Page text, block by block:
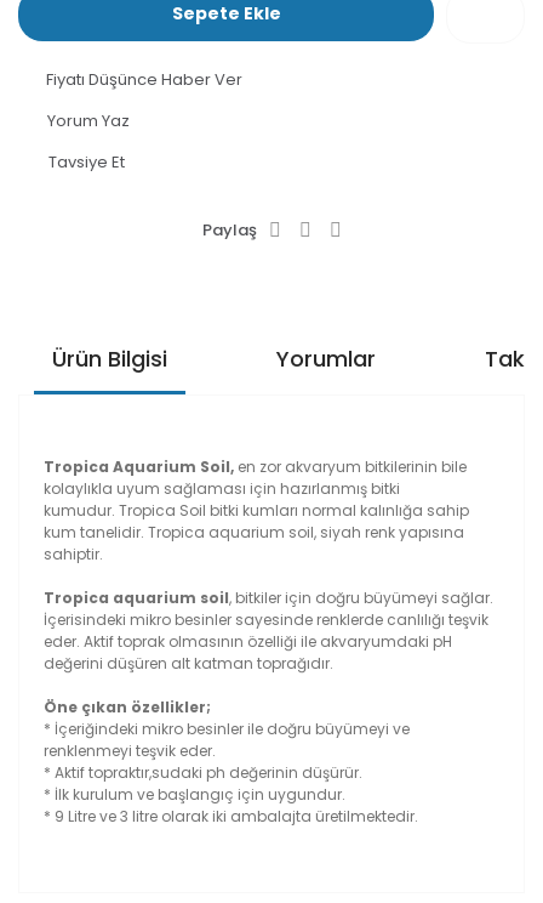
Sepete Ekle
Fiyatı Düşünce Haber Ver
Yorum Yaz
Tavsiye Et
Paylaş
Ürün Bilgisi Yorumlar
Tropica Aquarium Soil, en zor akvaryum bitkilerinin bile
kolaylıkla uyum sağlaması için hazırlanmış bitki
kumudur. Tropica Soil bitki kumları normal kalınlığa sahip
kum tanelidir. Tropica aquarium soil, siyah renk yapısına
sahiptir.
Tropica aquarium soil, bitkiler için doğru büyümeyi sağlar.
İçerisindeki mikro besinler sayesinde renklerde canlılığı teşvik
eder. Aktif toprak olmasının özelliği ile akvaryumdaki pH
değerini düşüren alt katman toprağıdır.
Öne çıkan özellikler;
* İçeriğindeki mikro besinler ile doğru büyümeyi ve
renklenmeyi teşvik eder.
* Aktif topraktır,sudaki ph değerinin düşürür.
* İlk kurulum ve başlangıç için uygundur.
* 9 Litre ve 3 litre olarak iki ambalajta üretilmektedir.